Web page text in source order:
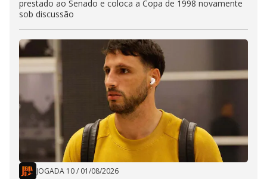
prestado ao Senado e coloca a Copa de 1998 novamente
sob discussão
JOGADA 10/ 01/08/2026